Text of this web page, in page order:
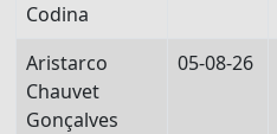
Codina
Aristarco
Chauvet
Gonçalves
05-08-26